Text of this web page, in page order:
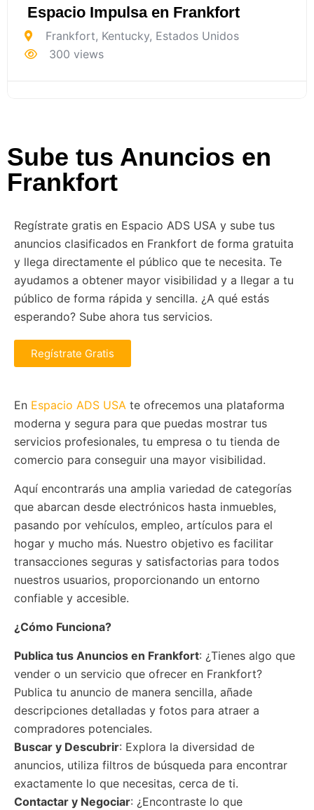
Espacio Impulsa en Frankfort
Frankfort, Kentucky, Estados Unidos
300 views
Sube tus Anuncios en
Frankfort
Regístrate gratis en Espacio ADS USA y sube tus
anuncios clasificados en Frankfort de forma gratuita
y llega directamente el público que te necesita. Te
ayudamos a obtener mayor visibilidad y a llegar a tu
público de forma rápida y sencilla. ¿A qué estás
esperando? Sube ahora tus servicios.
Regístrate Gratis
En Espacio ADS USA te ofrecemos una plataforma
moderna y segura para que puedas mostrar tus
servicios profesionales, tu empresa o tu tienda de
comercio para conseguir una mayor visibilidad.
Aquí encontrarás una amplia variedad de categorías
que abarcan desde electrónicos hasta inmuebles,
pasando por vehículos, empleo, artículos para el
hogar y mucho más. Nuestro objetivo es facilitar
transacciones seguras y satisfactorias para todos
nuestros usuarios, proporcionando un entorno
confiable y accesible.
¿Cómo Funciona?
Publica tus Anuncios en Frankfort: ¿Tienes algo que
vender o un servicio que ofrecer en Frankfort?
Publica tu anuncio de manera sencilla, añade
descripciones detalladas y fotos para atraer a
compradores potenciales.
Buscar y Descubrir: Explora la diversidad de
anuncios, utiliza filtros de búsqueda para encontrar
exactamente lo que necesitas, cerca de ti.
Contactar y Negociar: ¿Encontraste lo que